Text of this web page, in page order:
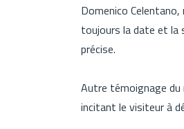
Domenico
toujours la date et la
précise.
Autre témoignage du
incitant le visiteur à